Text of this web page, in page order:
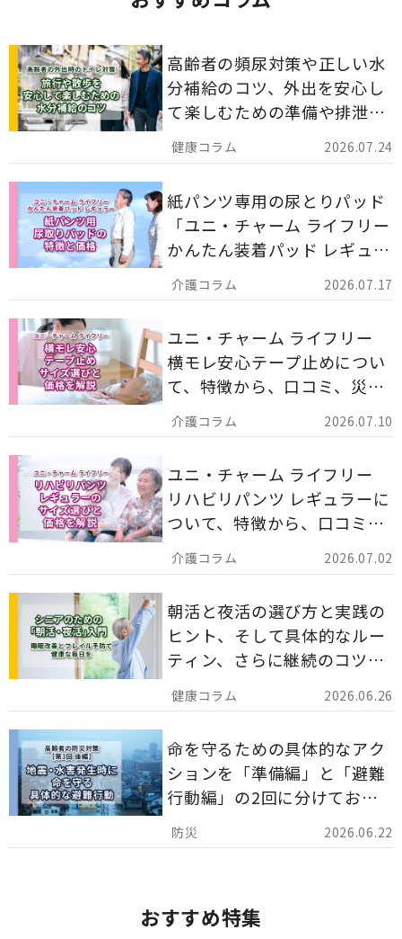
2026.07.24
高齢者の頻尿対策や正しい水
分補給のコツ、外出を安心し
て楽しむための準備や排泄ケ
ア用品の選び方を解説しま
す。
2026.07.17
紙パンツ専用の尿とりパッド
「ユニ・チャーム ライフリー
かんたん装着パッド レギュラ
ー 計162枚」について解説し
ます。
2026.07.10
ユニ・チャーム ライフリー
横モレ安心テープ止めについ
て、特徴から、口コミ、災害
備蓄としての活用法まで分か
りやすく解説します。
2026.07.02
ユニ・チャーム ライフリー
リハビリパンツ レギュラーに
ついて、特徴から、口コミ、
災害備蓄としての活用法まで
分かりやすく解説します。
2026.06.26
朝活と夜活の選び方と実践の
ヒント、そして具体的なルー
ティン、さらに継続のコツま
でを詳しくご紹介します。
2026.06.22
命を守るための具体的なアク
ションを「準備編」と「避難
行動編」の2回に分けてお届
けしています。
おすすめ特集